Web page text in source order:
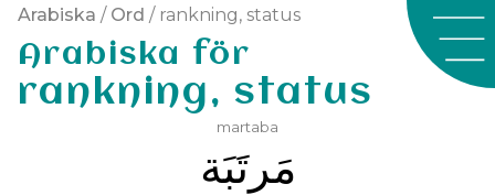
Arabiska / Ord / rankning, status
Arabiska för
rankning, status
martaba
ﻣَﺮﺗَﺒَﺔ